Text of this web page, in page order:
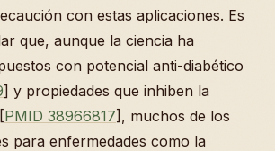
con estas aplicaciones. Es
que, aunque la ciencia ha
con potencial anti-diabético
] y propiedades que inhiben la
PMID 38966817], muchos de los
para enfermedades como la